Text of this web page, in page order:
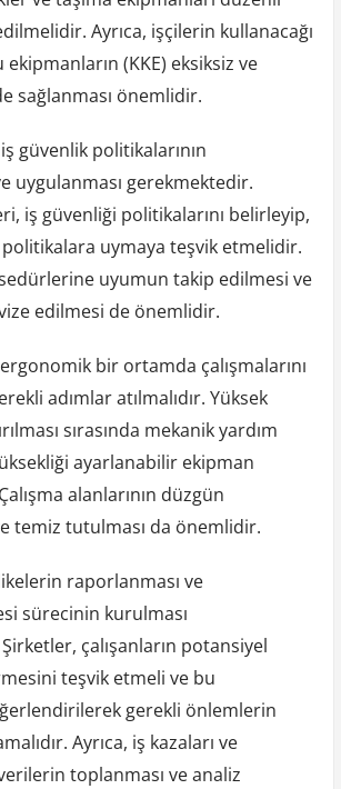
Ayrıca, işçilerin kullanacağı
(KKE) eksiksiz ve
sağlanması önemlidir.
güvenlik politikalarının
uygulanması gerekmektedir.
iş güvenliği politikalarını belirleyip,
politikalara uymaya teşvik etmelidir.
uyumun takip edilmesi ve
edilmesi de önemlidir.
bir ortamda çalışmalarını
adımlar atılmalıdır. Yüksek
sırasında mekanik yardım
ayarlanabilir ekipman
alanlarının düzgün
temiz tutulması da önemlidir.
raporlanması ve
sürecinin kurulması
çalışanların potansiyel
teşvik etmeli ve bu
gerekli önlemlerin
Ayrıca, iş kazaları ve
toplanması ve analiz